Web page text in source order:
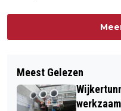
Meest Gelezen